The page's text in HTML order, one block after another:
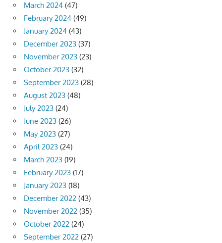
March 2024 (47)
February 2024 (49)
January 2024 (43)
December 2023 (37)
November 2023 (23)
October 2023 (32)
September 2023 (28)
August 2023 (48)
July 2023 (24)
June 2023 (26)
May 2023 (27)
April 2023 (24)
March 2023 (19)
February 2023 (17)
January 2023 (18)
December 2022 (43)
November 2022 (35)
October 2022 (24)
September 2022 (27)